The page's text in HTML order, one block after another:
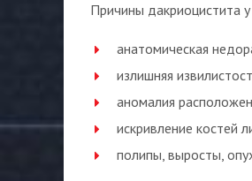
Причины дакриоцистита
анатомическая
излишняя
аномалия
искривление костей
полипы, выросты,